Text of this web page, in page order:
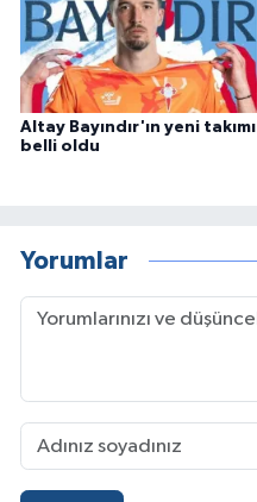
Altay Bayındır'ın yeni takımı
belli oldu
Yorumlar